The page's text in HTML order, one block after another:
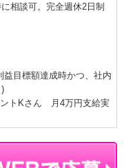
相談可。完全週休2日制
目標額達成時かつ、社内
トKさん 月4万円支給実